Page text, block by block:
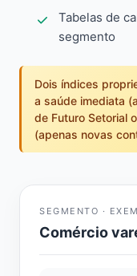
Tabelas de
segmento
Dois índices
a saúde imediata
de Futuro Setorial
(apenas novas
SEGMENTO ·
Comércio